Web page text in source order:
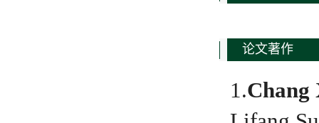
论文著作
1.Chang